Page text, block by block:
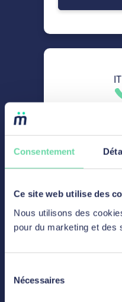
Consentement
Ce site web utilise des
Nous utilisons des
pour du marketing et des
Nécessaires